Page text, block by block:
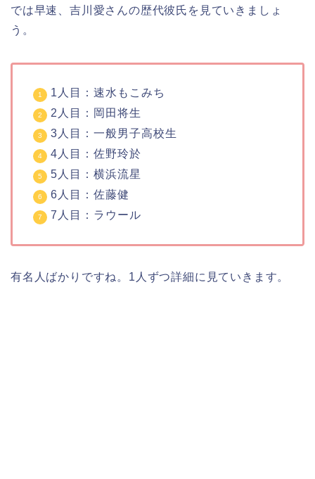
では早速、吉川愛さんの歴代彼氏を見ていきましょ
う。
1人目：速水もこみち
2人目：岡田将生
3人目：一般男子高校生
4人目：佐野玲於
5人目：横浜流星
6人目：佐藤健
7人目：ラウール
有名人ばかりですね。1人ずつ詳細に見ていきます。